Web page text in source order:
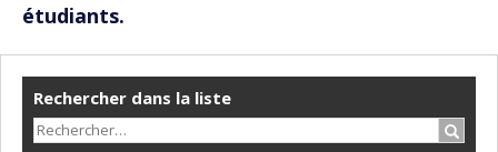
étudiants.
Rechercher dans la liste